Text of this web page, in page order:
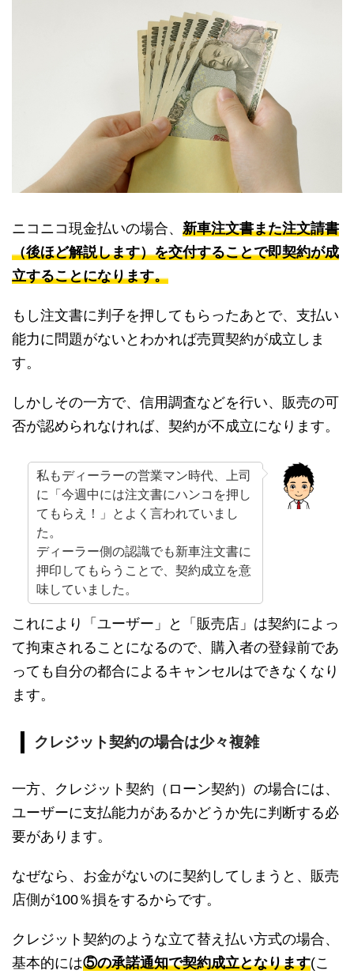
ニコニコ現金払いの場合、 新車注文書また注文請書
（後ほど解説します）を交付することで即契約が成
立することになります。
もし注文書に判子を押してもらったあとで、支払い
能力に問題がないとわかれば売買契約が成立しま
す。
しかしその一方で、信用調査などを行い、販売の可
否が認められなければ、契約が不成立になります。
私もディーラーの営業マン時代、上司
に「今週中には注文書にハンコを押し
てもらえ！」とよく言われていまし
た。
ディーラー側の認識でも新車注文書に
押印してもらうことで、契約成立を意
味していました。
これにより「ユーザー」と「販売店」は契約によっ
て拘束されることになるので、購入者の登録前であ
っても自分の都合によるキャンセルはできなくなり
ます。
クレジット契約の場合は少々複雑
一方、クレジット契約（ローン契約）の場合には、
ユーザーに支払能力があるかどうか先に判断する必
要があります。
なぜなら、お金がないのに契約してしまうと、販売
店側が100％損をするからです。
クレジット契約のような立て替え払い方式の場合、
基本的には⑤の承諾通知で契約成立となります(こ